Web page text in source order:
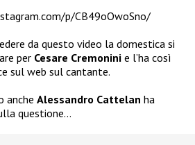
p/CB49oOwoSno/
da questo video la domestica si
per Cesare Cremonini e l’ha così
sul web sul cantante.
anche Alessandro Cattelan ha
questione…